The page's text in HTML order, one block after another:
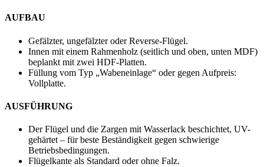
AUFBAU
Gefälzter, ungefälzter oder Reverse-Flügel.
Innen mit einem Rahmenholz (seitlich und oben, unten MDF)
beplankt mit zwei HDF-Platten.
Füllung vom Typ „Wabeneinlage“ oder gegen Aufpreis:
Vollplatte.
AUSFÜHRUNG
Der Flügel und die Zargen mit Wasserlack beschichtet, UV-
gehärtet – für beste Beständigkeit gegen schwierige
Betriebsbedingungen.
Flügelkante als Standard oder ohne Falz.